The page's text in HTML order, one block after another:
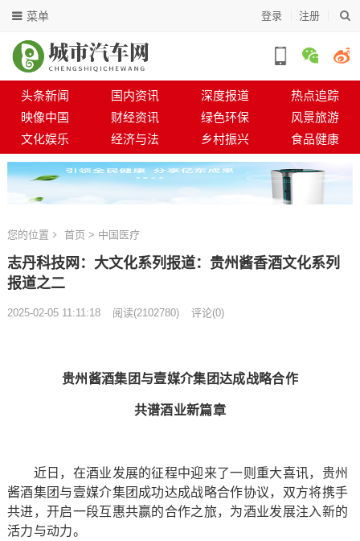
登录 注册
菜单
头条新闻 国内资讯 深度报道
热点追踪
映像中国
财经资讯 绿色环保
风景旅游
文化娱乐
经济与法 乡村振兴 食品健康
您的位置 首页 > 中国医疗
志丹科技网：大文化系列报道：贵州酱香酒文化系列
报道之二
2025-02-05 11:11:18 阅读(2102780) 评论(0)
贵州酱酒集团与壹媒介集团达成战略合作
共谱酒业新篇章
近日，在酒业发展的征程中迎来了一则重大喜讯，贵州
酱酒集团与壹媒介集团成功达成战略合作协议，双方将携手
共进，开启一段互惠共赢的合作之旅，为酒业发展注入新的
活力与动力。